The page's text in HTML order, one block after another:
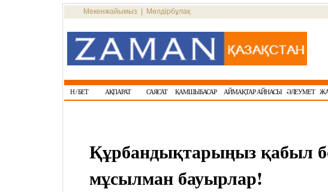
Мекенжайымыз Мөлдірбұлақ
Н / БЕТ АҚПАРАТ САЯСАТ ҚАМШЫБАСАР АЙМАҚТАР АЙНАСЫ ӘЛЕУМЕТ
Құрбандықтарыңыз қабыл
мұсылман бауырлар!